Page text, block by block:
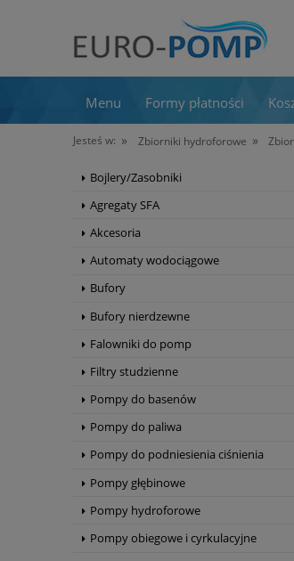
Menu Formy płatności
Jesteś w: » Zbiorniki hydroforowe »
Bojlery/Zasobniki
Agregaty SFA
Akcesoria
Automaty wodociągowe
Bufory
Bufory nierdzewne
Falowniki do pomp
Filtry studzienne
Pompy do basenów
Pompy do paliwa
Pompy do podniesienia ciśnienia
Pompy głębinowe
Pompy hydroforowe
Pompy obiegowe i cyrkulacyjne